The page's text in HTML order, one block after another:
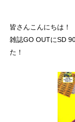
皆さんこんにちは！
雑誌GO OUTにSD
た！